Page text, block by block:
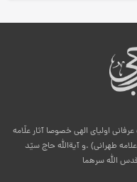
اولیای الهی خصوصا آثار علّامه
طهرانی) .و آیةالله حاج سیّد
الله سرهما